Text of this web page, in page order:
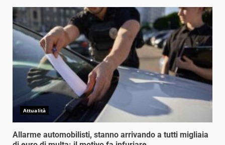
Attualità
Allarme automobilisti, stanno arrivando a tutti migliaia